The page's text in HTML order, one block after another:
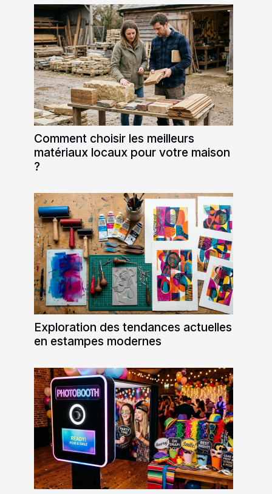
Comment choisir les meilleurs
matériaux locaux pour votre maison
?
Exploration des tendances actuelles
en estampes modernes